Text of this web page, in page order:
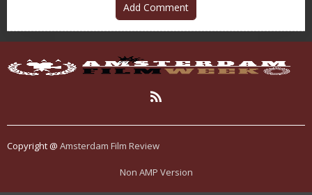
Add Comment
Copyright @ Amsterdam Film Review
Non AMP Version